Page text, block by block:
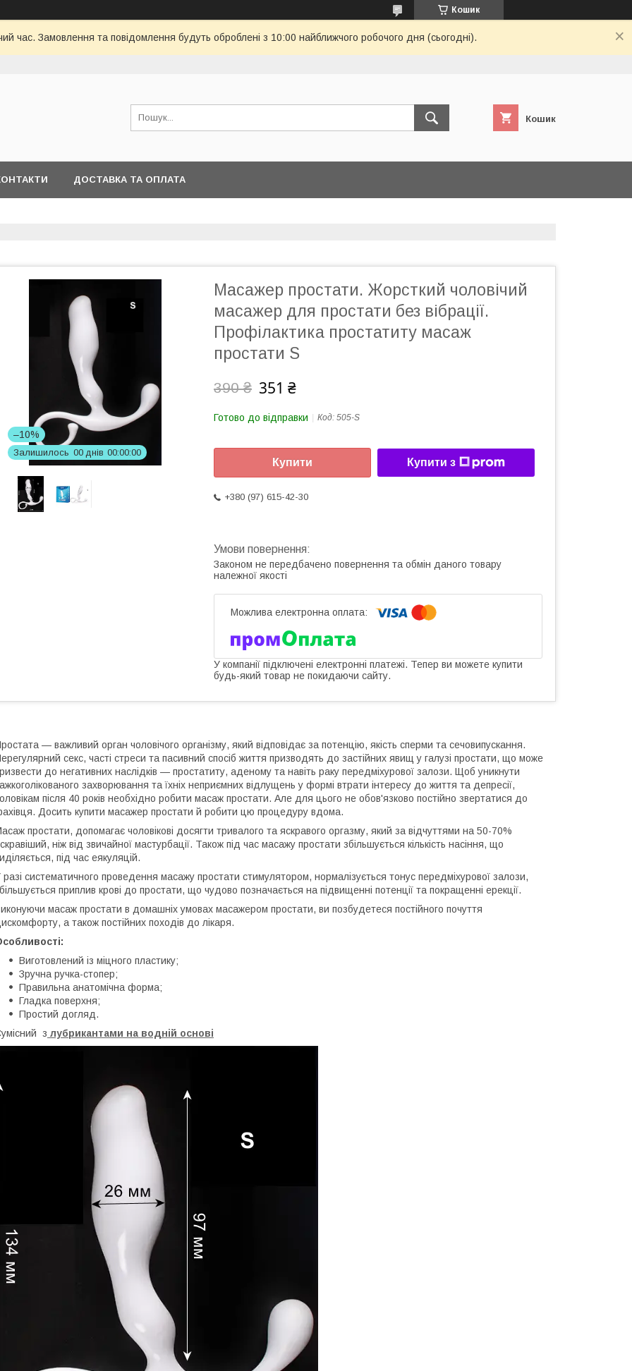
Кошик
час. Замовлення та повідомлення будуть оброблені з 10:00 найближчого робочого дня (сьогодні).
Кошик
ДОСТАВКА ТА ОПЛАТА
–10%
Залишилось 00 днів 00 00 00
Масажер простати. Жорсткий чоловічий
масажер для простати без вібрації.
Профілактика простатиту масаж
простати S
390 ₴ 351 ₴
Готово до відправки Код: 505-S
Купити Купити з
+380 (97) 615-42-30
Законом не передбачено повернення та обмін даного товару
належної якості
У компанії підключені електронні платежі. Тепер ви можете купити
будь-який товар не покидаючи сайту.
— важливий орган чоловічого організму, який відповідає за потенцію, якість сперми та сечовипускання.
секс, часті стреси та пасивний спосіб життя призводять до застійних явищ у галузі простати, що може
до негативних наслідків — простатиту, аденому та навіть раку передміхурової залози. Щоб уникнути
захворювання та їхніх неприємних відлущень у формі втрати інтересу до життя та депресії,
після 40 років необхідно робити масаж простати. Але для цього не обов'язково постійно звертатися до
Досить купити масажер простати й робити цю процедуру вдома.
простати, допомагає чоловікові досягти тривалого та яскравого оргазму, який за відчуттями на 50-70%
ніж від звичайної мастурбації. Також під час масажу простати збільшується кількість насіння, що
під час еякуляцій.
разі систематичного проведення масажу простати стимулятором, нормалізується тонус передміхурової залози,
приплив крові до простати, що чудово позначається на підвищенні потенції та покращенні ерекції.
масаж простати в домашніх умовах масажером простати, ви позбудетеся постійного почуття
а також постійних походів до лікаря.
Виготовлений із міцного пластику;
Зручна ручка-стопер;
Правильна анатомічна форма;
Гладка поверхня;
Простий догляд.
з лубрикантами на водній основі